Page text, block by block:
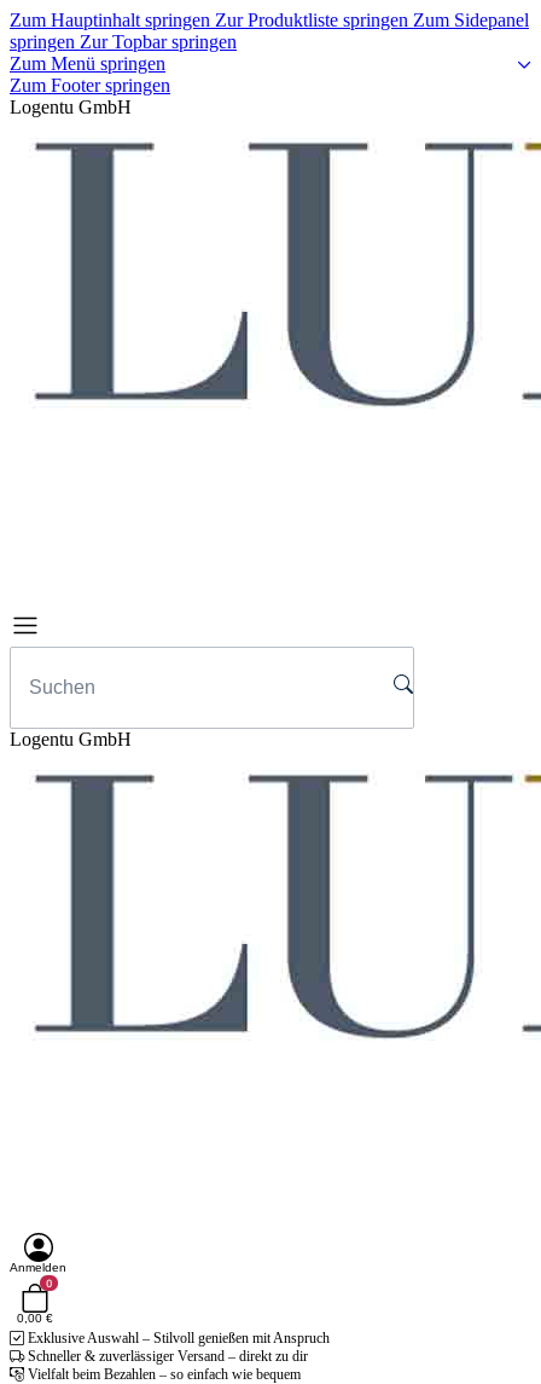
Zum Hauptinhalt springen Zur Produktliste springen Zum Sidepanel
springen Zur Topbar springen
Zum Menü springen
Zum Footer springen
Logentu GmbH
Logentu GmbH
Anmelden
0
0,00 €
Exklusive Auswahl – Stilvoll genießen mit Anspruch
Schneller & zuverlässiger Versand – direkt zu dir
Vielfalt beim Bezahlen – so einfach wie bequem